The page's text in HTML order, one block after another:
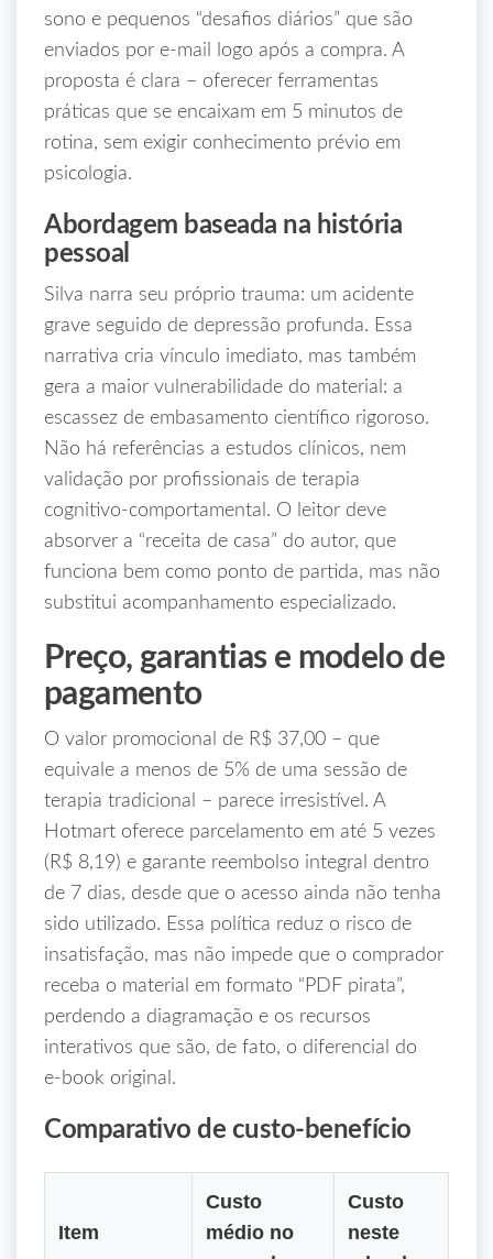
sono e pequenos “desafios diários” que são
enviados por e‑mail logo após a compra. A
proposta é clara – oferecer ferramentas
práticas que se encaixam em 5 minutos de
rotina, sem exigir conhecimento prévio em
psicologia.
Abordagem baseada na história
pessoal
Silva narra seu próprio trauma: um acidente
grave seguido de depressão profunda. Essa
narrativa cria vínculo imediato, mas também
gera a maior vulnerabilidade do material: a
escassez de embasamento científico rigoroso.
Não há referências a estudos clínicos, nem
validação por profissionais de terapia
cognitivo‑comportamental. O leitor deve
absorver a “receita de casa” do autor, que
funciona bem como ponto de partida, mas não
substitui acompanhamento especializado.
Preço, garantias e modelo de
pagamento
O valor promocional de R$ 37,00 – que
equivale a menos de 5% de uma sessão de
terapia tradicional – parece irresistível. A
Hotmart oferece parcelamento em até 5 vezes
(R$ 8,19) e garante reembolso integral dentro
de 7 dias, desde que o acesso ainda não tenha
sido utilizado. Essa política reduz o risco de
insatisfação, mas não impede que o comprador
receba o material em formato “PDF pirata”,
perdendo a diagramação e os recursos
interativos que são, de fato, o diferencial do
e‑book original.
Comparativo de custo‑benefício
Item
Custo
médio no
Custo
neste